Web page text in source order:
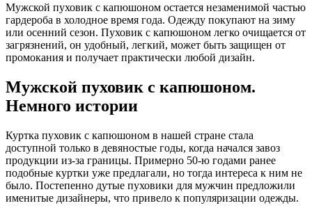
Мужской пуховик с капюшоном остается незаменимой частью
гардероба в холодное время года. Одежду покупают на зиму
или осенний сезон. Пуховик с капюшоном легко очищается от
загрязнений, он удобный, легкий, может быть защищен от
промокания и получает практически любой дизайн.
Мужской пуховик с капюшоном.
Немного истории
Куртка пуховик с капюшоном в нашей стране стала
доступной только в девяностые годы, когда начался завоз
продукции из-за границы. Примерно 50-ю годами ранее
подобные куртки уже предлагали, но тогда интереса к ним не
было. Постепенно дутые пуховики для мужчин предложили
именитые дизайнеры, что привело к популяризации одежды.